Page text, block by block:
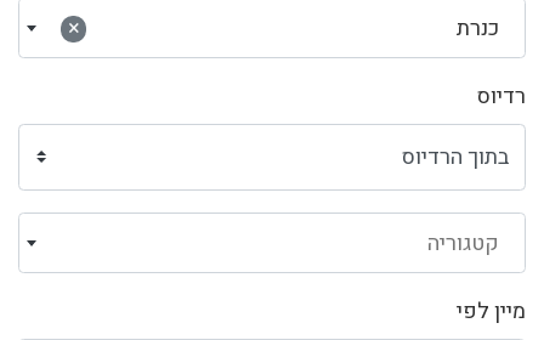
× כנרת
רדיוס
קטגוריה
מיין לפי